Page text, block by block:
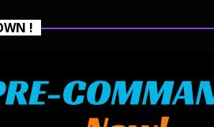
!